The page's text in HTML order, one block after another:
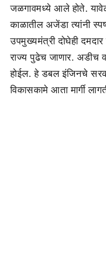
जळगावमध्ये आले होते.
काळातील अजेंडा त्यांनी
उपमुख्यमंत्री दोघेही
राज्य पुढेच जाणार. अडीच
होईल. हे डबल इंजिनचे
विकासकामे आता मार्गी